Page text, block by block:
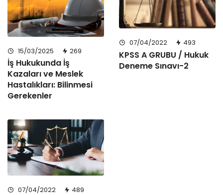
15/03/2025 269
İş Hukukunda İş
Kazaları ve Meslek
Hastalıkları: Bilinmesi
Gerekenler
07/04/2022 493
KPSS A GRUBU / Hukuk
Deneme Sınavı-2
07/04/2022 489